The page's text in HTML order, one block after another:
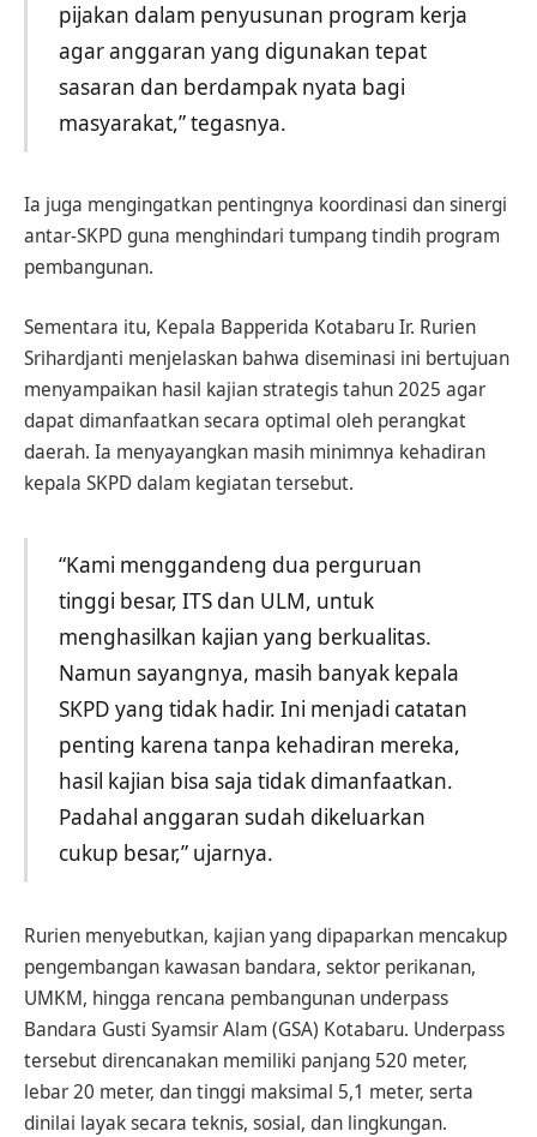
pijakan dalam penyusunan program kerja
agar anggaran yang digunakan tepat
sasaran dan berdampak nyata bagi
masyarakat,” tegasnya.
Ia juga mengingatkan pentingnya koordinasi dan sinergi
antar-SKPD guna menghindari tumpang tindih program
pembangunan.
Sementara itu, Kepala Bapperida Kotabaru Ir. Rurien
Srihardjanti menjelaskan bahwa diseminasi ini bertujuan
menyampaikan hasil kajian strategis tahun 2025 agar
dapat dimanfaatkan secara optimal oleh perangkat
daerah. Ia menyayangkan masih minimnya kehadiran
kepala SKPD dalam kegiatan tersebut.
“Kami menggandeng dua perguruan
tinggi besar, ITS dan ULM, untuk
menghasilkan kajian yang berkualitas.
Namun sayangnya, masih banyak kepala
SKPD yang tidak hadir. Ini menjadi catatan
penting karena tanpa kehadiran mereka,
hasil kajian bisa saja tidak dimanfaatkan.
Padahal anggaran sudah dikeluarkan
cukup besar,” ujarnya.
Rurien menyebutkan, kajian yang dipaparkan mencakup
pengembangan kawasan bandara, sektor perikanan,
UMKM, hingga rencana pembangunan underpass
Bandara Gusti Syamsir Alam (GSA) Kotabaru. Underpass
tersebut direncanakan memiliki panjang 520 meter,
lebar 20 meter, dan tinggi maksimal 5,1 meter, serta
dinilai layak secara teknis, sosial, dan lingkungan.